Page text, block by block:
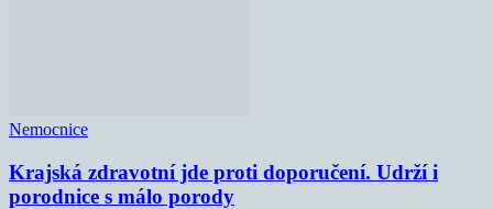
Nemocnice
Krajská zdravotní jde proti doporučení. Udrží i
porodnice s málo porody